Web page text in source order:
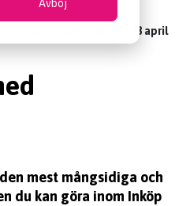
Avböj
Webinar – Spendanalys 28 april
mest mångsidiga och
du kan göra inom Inköp